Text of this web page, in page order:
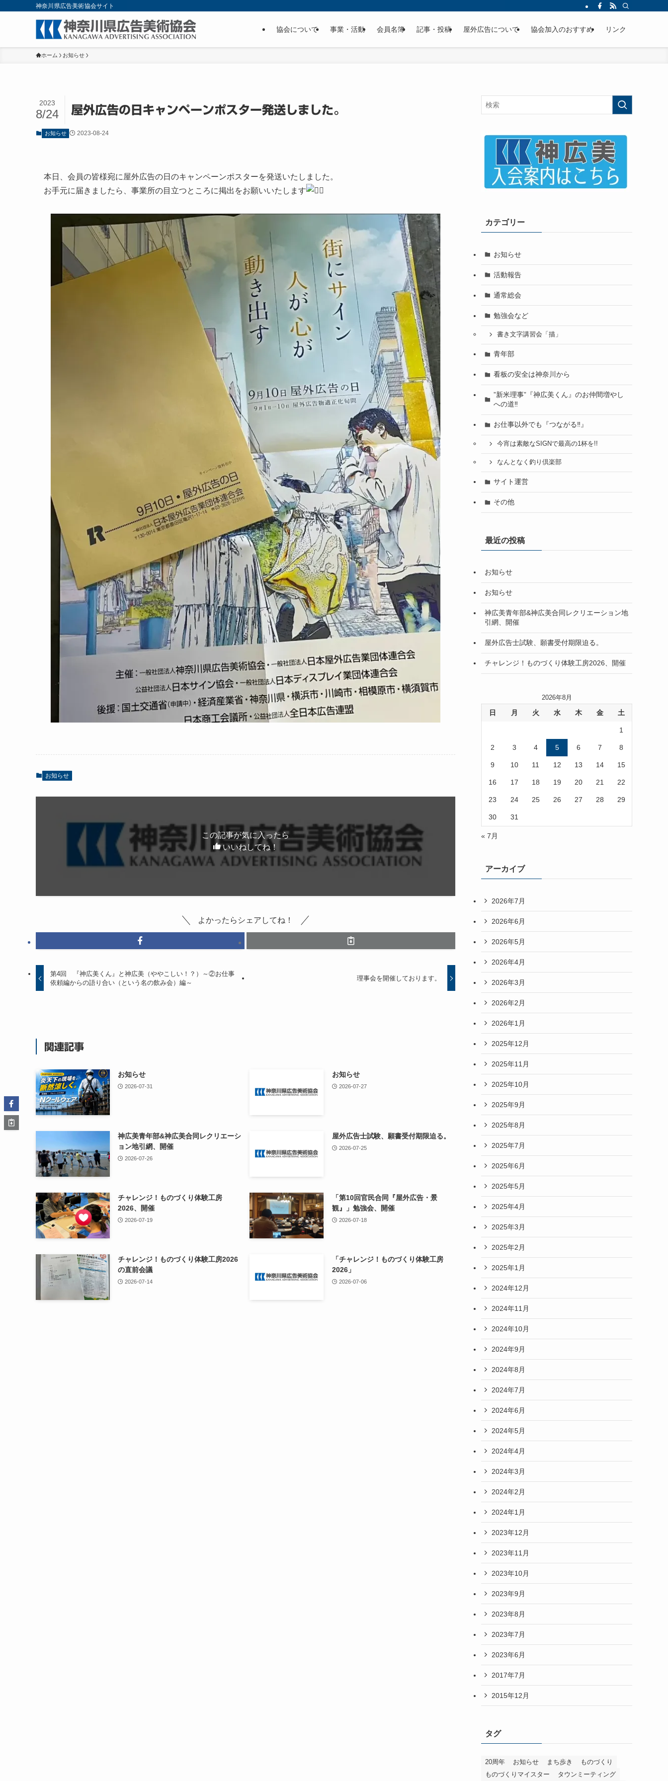
神奈川県広告美術協会サイト
協会について 事業・活動 会員名簿 記事・投稿 屋外広告について 協会加入のおすすめ リンク
ホーム お知らせ
屋外広告の日キャンペーンポスター発送しました。
2023
8/24
お知らせ 2023-08-24
本日、会員の皆様宛に屋外広告の日のキャンペーンポスターを発送いたしました。
お手元に届きましたら、事業所の目立つところに掲出をお願いいたします
お知らせ
この記事が気に入ったら
いいねしてね！
よかったらシェアしてね！
第4回 『神広美くん』と神広美（ややこしい！？）～②お仕事
依頼編からの語り合い（という名の飲み会）編～
理事会を開催しております。
関連記事
お知らせ
2026-07-31
お知らせ
2026-07-27
神広美青年部&神広美合同レクリエーシ
ョン地引網、開催
2026-07-26
屋外広告士試験、願書受付期限迫る。
2026-07-25
チャレンジ！ものづくり体験工房
2026、開催
2026-07-19
「第10回官民合同『屋外広告・景
観』」勉強会、開催
2026-07-18
チャレンジ！ものづくり体験工房2026
の直前会議
2026-07-14
「チャレンジ！ものづくり体験工房
2026」
2026-07-06
カテゴリー
お知らせ
活動報告
通常総会
勉強会など
書き文字講習会「描」
青年部
看板の安全は神奈川から
”新米理事”『神広美くん』のお仲間増やし
への道‼
お仕事以外でも『つながる‼』
今宵は素敵なSIGNで最高の1杯を!!
なんとなく釣り倶楽部
サイト運営
その他
最近の投稿
お知らせ
お知らせ
神広美青年部&神広美合同レクリエーション地
引網、開催
屋外広告士試験、願書受付期限迫る。
チャレンジ！ものづくり体験工房2026、開催
2026年8月
日 月 火 水 木 金 土
1
2 3 4 5 6 7 8
9 10 11 12 13 14 15
16 17 18 19 20 21 22
23 24 25 26 27 28 29
30 31
« 7月
アーカイブ
2026年7月
2026年6月
2026年5月
2026年4月
2026年3月
2026年2月
2026年1月
2025年12月
2025年11月
2025年10月
2025年9月
2025年8月
2025年7月
2025年6月
2025年5月
2025年4月
2025年3月
2025年2月
2025年1月
2024年12月
2024年11月
2024年10月
2024年9月
2024年8月
2024年7月
2024年6月
2024年5月
2024年4月
2024年3月
2024年2月
2024年1月
2023年12月
2023年11月
2023年10月
2023年9月
2023年8月
2023年7月
2023年6月
2017年7月
2015年12月
タグ
20周年 お知らせ まち歩き
ものづくり
ものづくりマイスター
タウンミーティング